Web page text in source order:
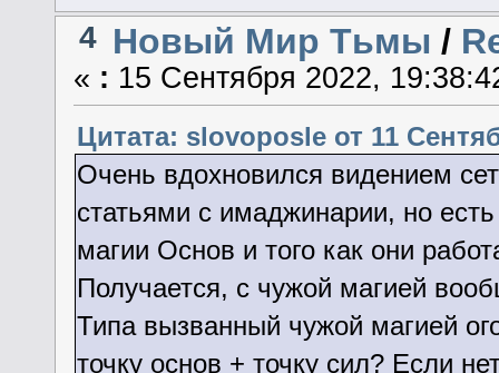
4 Новый Мир Тьмы /
« : 15 Сентября 2022,
Цитата: slovoposle от 11
Очень вдохновился видением
статьями с имаджинарии, но
магии Основ и того как они
Получается, с чужой магией
Типа вызванный чужой магией
точку основ + точку сил? Если